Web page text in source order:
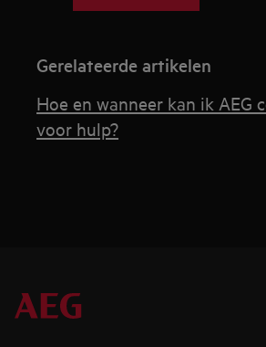
Gerelateerde artikelen
Hoe en wanneer kan ik AEG
voor hulp?